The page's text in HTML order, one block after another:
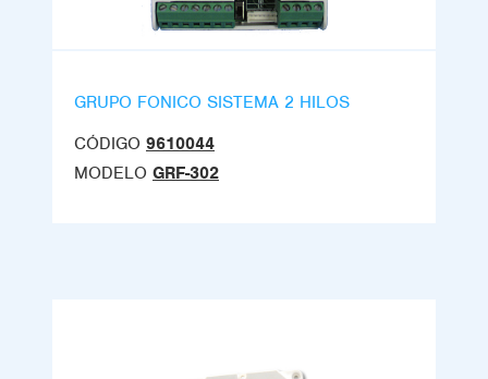
GRUPO FONICO SISTEMA 2 HILOS
CÓDIGO 9610044
MODELO GRF-302